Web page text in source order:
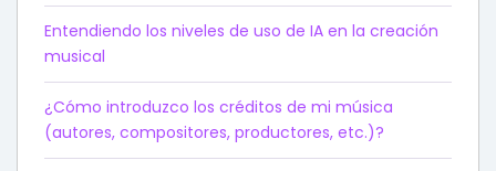
Entendiendo los niveles de uso de IA en la creación
musical
¿Cómo introduzco los créditos de mi música
(autores, compositores, productores, etc.)?